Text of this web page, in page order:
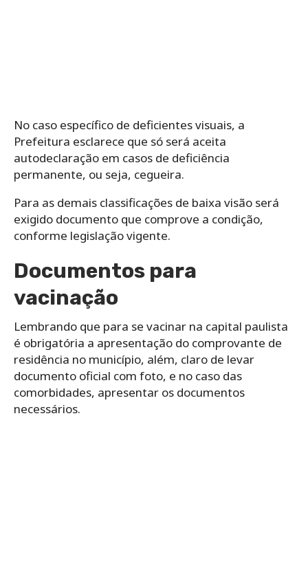
No caso específico de deficientes visuais, a
Prefeitura esclarece que só será aceita
autodeclaração em casos de deficiência
permanente, ou seja, cegueira.
Para as demais classificações de baixa visão será
exigido documento que comprove a condição,
conforme legislação vigente.
Documentos para
vacinação
Lembrando que para se vacinar na capital paulista
é obrigatória a apresentação do comprovante de
residência no município, além, claro de levar
documento oficial com foto, e no caso das
comorbidades, apresentar os documentos
necessários.